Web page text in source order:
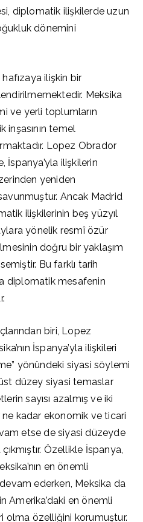
diplomatik ilişkilerde uzun
dönemini
ilişkin bir
Meksika
ve yerli toplumların
inşasının temel
Lopez Obrador
ilişkilerin
yeniden
Ancak Madrid
ilişkilerinin beş yüzyıl
yönelik resmî özür
doğru bir yaklaşım
Bu farklı tarih
diplomatik mesafenin
biri, Lopez
İspanya’yla ilişkileri
yönündeki siyasi söylemi
düzey siyasi temaslar
sayısı azalmış ve iki
ne kadar ekonomik ve ticari
etse de siyasi düzeyde
Özellikle İspanya,
en önemli
ederken, Meksika da
Amerika’daki en önemli
olma özelliğini korumuştur.